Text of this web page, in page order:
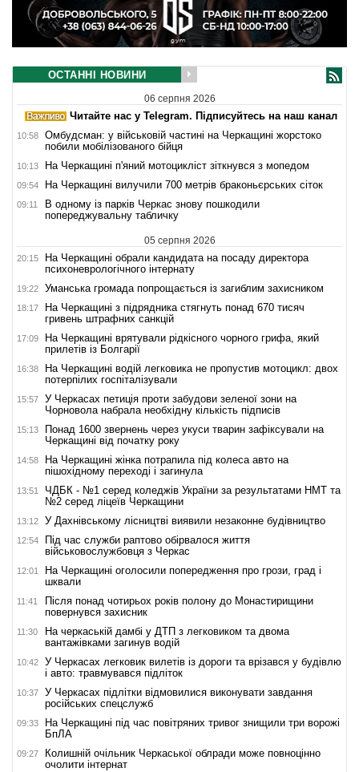
ОСТАННІ НОВИНИ
06 серпня 2026
Читайте нас у Telegram. Підписуйтесь на наш канал
10:58
Омбудсман: у військовій частині на Черкащині жорстоко
побили мобілізованого бійця
10:13 На Черкащині п'яний мотоцикліст зіткнувся з мопедом
09:54 На Черкащині вилучили 700 метрів браконьєрських сіток
09:11
В одному із парків Черкас знову пошкодили
попереджувальну табличку
05 серпня 2026
20:15
На Черкащині обрали кандидата на посаду директора
психоневрологічного інтернату
19:22 Уманська громада попрощається із загиблим захисником
18:17
На Черкащині з підрядника стягнуть понад 670 тисяч
гривень штрафних санкцій
17:09
На Черкащині врятували рідкісного чорного грифа, який
прилетів із Болгарії
16:38
На Черкащині водій легковика не пропустив мотоцикл: двох
потерпілих госпіталізували
15:57
У Черкасах петиція проти забудови зеленої зони на
Чорновола набрала необхідну кількість підписів
15:13
Понад 1600 звернень через укуси тварин зафіксували на
Черкащині від початку року
14:58
На Черкащині жінка потрапила під колеса авто на
пішохідному переході і загинула
13:51
ЧДБК - №1 серед коледжів України за результатами НМТ та
№2 серед ліцеїв Черкащини
13:12 У Дахнівському лісництві виявили незаконне будівництво
12:54
Під час служби раптово обірвалося життя
військовослужбовця з Черкас
12:01
На Черкащині оголосили попередження про грози, град і
шквали
11:41
Після понад чотирьох років полону до Монастирищини
повернувся захисник
11:30
На черкаській дамбі у ДТП з легковиком та двома
вантажівками загинув водій
10:42
У Черкасах легковик вилетів із дороги та врізався у будівлю
і авто: травмувався підліток
10:37
У Черкасах підлітки відмовилися виконувати завдання
російських спецслужб
09:33
На Черкащині під час повітряних тривог знищили три ворожі
БпЛА
09:27
Колишній очільник Черкаської облради може повноцінно
очолити інтернат